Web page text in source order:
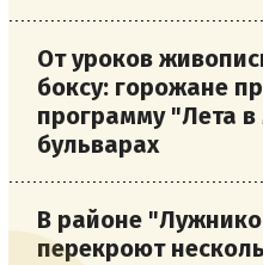
От уроков
боксу: горожане
программу "Лета
бульварах
В районе
перекроют